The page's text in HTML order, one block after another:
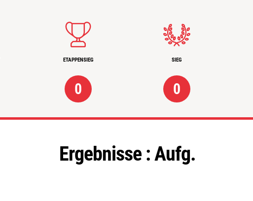
ETAPPENSIEG
0
SIEG
0
Ergebnisse :Aufg.